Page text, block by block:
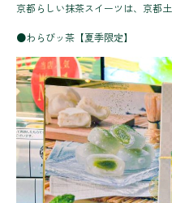
京都らしい抹茶スイーツは、京都
●わらびッ茶【夏季限定】